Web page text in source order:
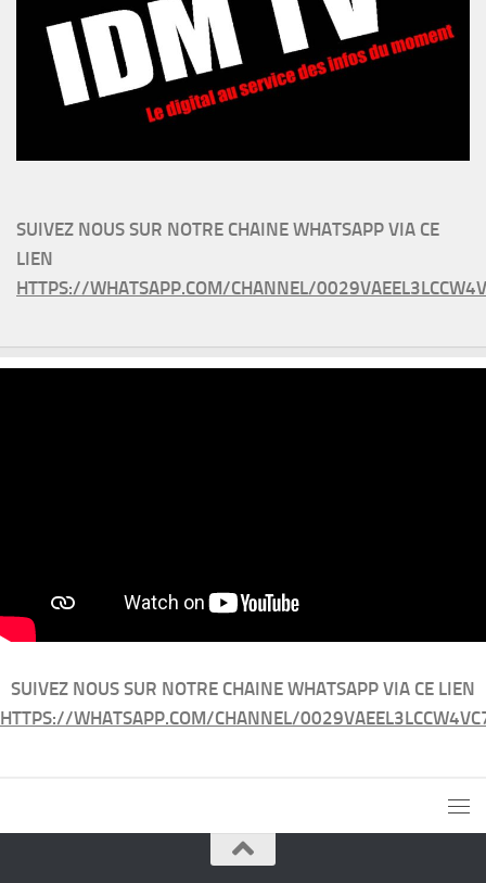
SUIVEZ NOUS SUR NOTRE CHAINE WHATSAPP VIA CE
LIEN
HTTPS://WHATSAPP.COM/CHANNEL/
SUIVEZ NOUS SUR NOTRE CHAINE WHATSAPP VIA CE LIEN
HTTPS://WHATSAPP.COM/CHANNEL/